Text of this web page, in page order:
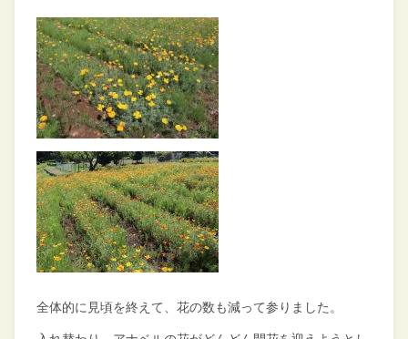
全体的に見頃を終えて、花の数も減って参りました。